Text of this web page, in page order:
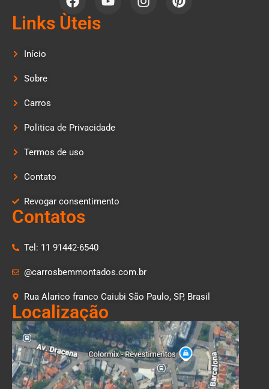
Links Ùteis
Início
Sobre
Carros
Politica de Privacidade
Termos de uso
Contato
Revogar consentimento
Contatos
Tel: 11 91442-6540
@carrosbemmontados.com.br
Rua Alarico franco Caiubi São Paulo, SP, Brasil
Localização